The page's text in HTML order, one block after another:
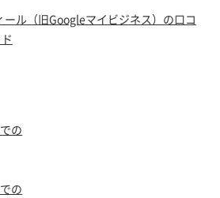
ル（旧Googleマイビジネス）の口コ
の
の